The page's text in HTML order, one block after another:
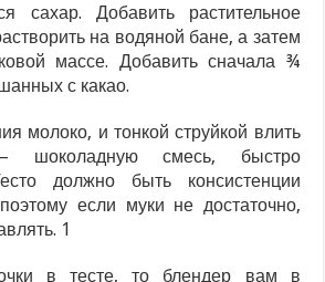
сахар. Добавить растительное
на водяной бане, а затем
массе. Добавить сначала ¾
с какао.
молоко, и тонкой струйкой влить
смесь, быстро
должно быть консистенции
если муки не достаточно,
1
в тесте, то блендер вам в